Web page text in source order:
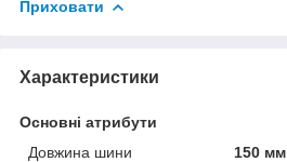
Приховати
Характеристики
Основні атрибути
Довжина шини
150 мм